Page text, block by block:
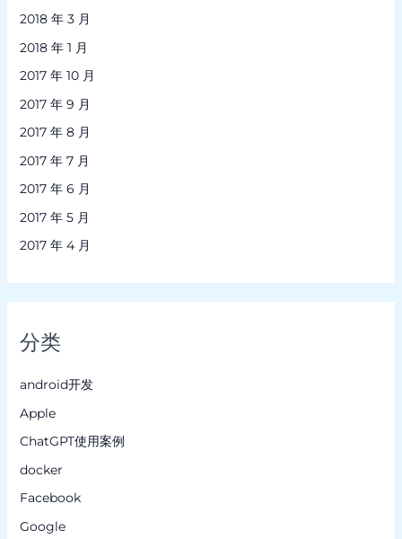
2018 年 3 月
2018 年 1 月
2017 年 10 月
2017 年 9 月
2017 年 8 月
2017 年 7 月
2017 年 6 月
2017 年 5 月
2017 年 4 月
分类
android开发
Apple
ChatGPT使用案例
docker
Facebook
Google